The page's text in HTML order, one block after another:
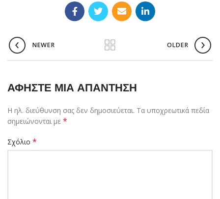
NEWER OLDER
ΑΦΉΣΤΕ ΜΙΑ ΑΠΆΝΤΗΣΗ
Η ηλ. διεύθυνση σας δεν δημοσιεύεται. Τα υποχρεωτικά πεδία
σημειώνονται με *
Σχόλιο *